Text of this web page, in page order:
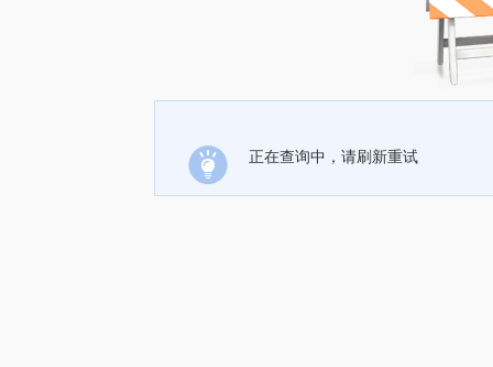
正在查询中，请刷新重试